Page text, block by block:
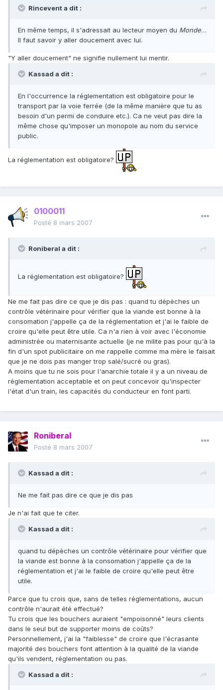
Rincevent a dit :
En même temps, il s'adressait au lecteur moyen du Monde…
Il faut savoir y aller doucement avec lui.
"Y aller doucement" ne signifie nullement lui mentir.
Kassad a dit :
En l'occurrence la réglementation est obligatoire pour le
transport par la voie ferrée (de la même manière que tu as
besoin d'un permi de conduire etc.). Ca ne veut pas dire la
même chose qu'imposer un monopole au nom du service
public.
La réglementation est obligatoire?
0100011
Posté 8 mars 2007
Roniberal a dit :
La réglementation est obligatoire?
Ne me fait pas dire ce que je dis pas : quand tu dépèches un
contrôle vétérinaire pour vérifier que la viande est bonne à la
consomation j'appelle ça de la réglementation et j'ai le faible de
croire qu'elle peut être utile. Ca n'a rien à voir avec l'économie
administrée ou maternisante actuelle (je ne milite pas pour qu'à la
fin d'un spot publicitaire on me rappelle comme ma mère le faisait
que je ne dois pas manger trop salé/sucré ou gras).
A moins que tu ne sois pour l'anarchie totale il y a un niveau de
réglementation acceptable et on peut concevoir qu'inspecter
l'état d'un train, les capacités du conducteur en font parti.
Roniberal
Posté 8 mars 2007
Kassad a dit :
Ne me fait pas dire ce que je dis pas
Je n'ai fait que te citer.
Kassad a dit :
quand tu dépèches un contrôle vétérinaire pour vérifier que
la viande est bonne à la consomation j'appelle ça de la
réglementation et j'ai le faible de croire qu'elle peut être
utile.
Parce que tu crois que, sans de telles réglementations, aucun
contrôle n'aurait été effectué?
Tu crois que les bouchers auraient "empoisonné" leurs clients
dans le seul but de supporter moins de coûts?
Personnellement, j'ai la "faiblesse" de croire que l'écrasante
majorité des bouchers font attention à la qualité de la viande
qu'ils vendent, réglementation ou pas.
Kassad a dit :